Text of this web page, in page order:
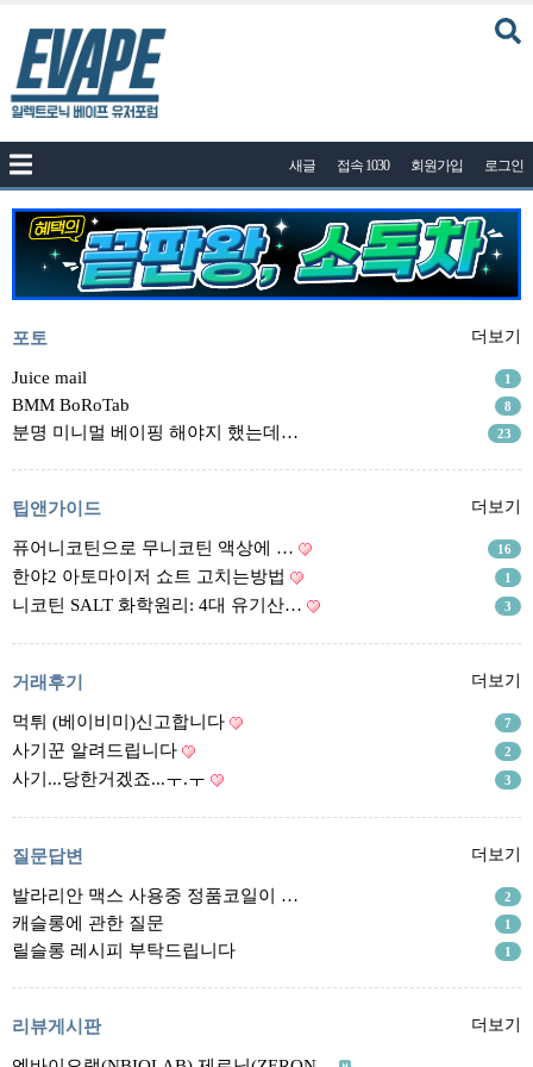
공지사항
나눔이벤트
자유게시판
질문답변
포토
건의게시판
액상
팁앤가이드
레시피계산기
업체
업체게시판
모더게시판
제휴업체
트레이드
판매
구매
거래후기
즐겨찾기
새글 접속 1030 회원가입 로그인
포토 더보기
Juice mail 1
BMM BoRoTab 8
분명 미니멀 베이핑 해야지 했는데… 23
팁앤가이드 더보기
퓨어니코틴으로 무니코틴 액상에 … 16
한야2 아토마이저 쇼트 고치는방법 1
니코틴 SALT 화학원리: 4대 유기산… 3
거래후기 더보기
먹튀 (베이비미)신고합니다 7
사기꾼 알려드립니다 2
사기...당한거겠죠...ㅜ.ㅜ 3
질문답변 더보기
발라리안 맥스 사용중 정품코일이 … 2
캐슬롱에 관한 질문 1
릴슬롱 레시피 부탁드립니다 1
리뷰게시판 더보기